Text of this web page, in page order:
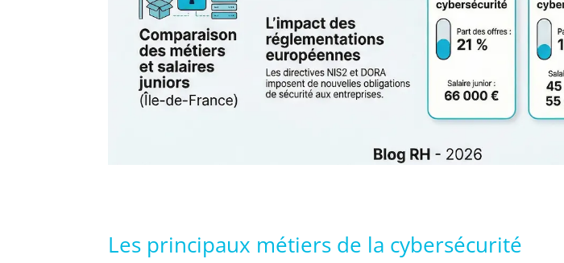
Les principaux métiers de la cybersécurité